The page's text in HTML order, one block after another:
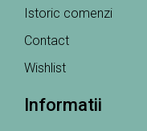
Istoric comenzi
Contact
Wishlist
Informatii